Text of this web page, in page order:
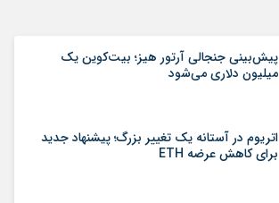
پیش‌بینی جنجالی آرتور هیز؛ بیت‌کوین یک
میلیون دلاری می‌شود
اتریوم در آستانه یک تغییر بزرگ؛ پیشنهاد جدید
برای کاهش عرضه ETH